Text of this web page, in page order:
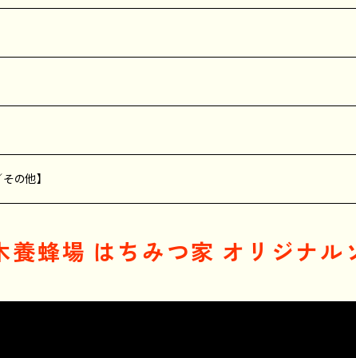
の他】
養蜂場 はちみつ家 オリジナル